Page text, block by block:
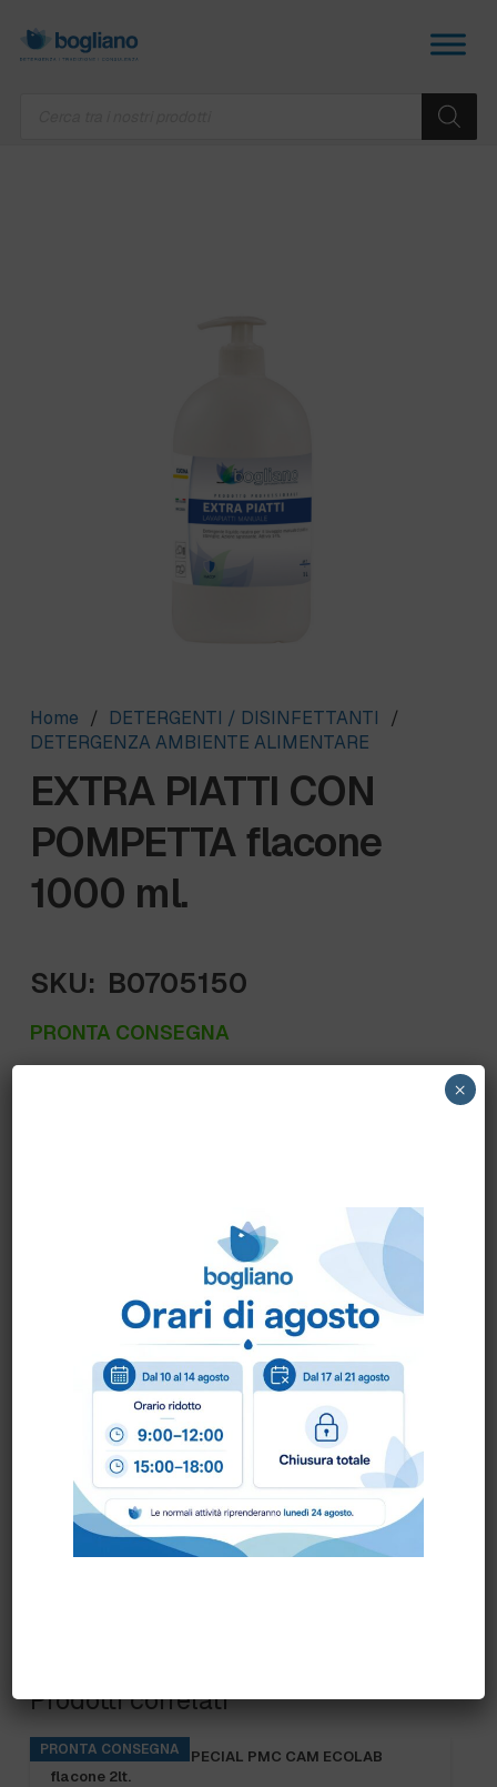
Home / DETERGENTI / DISINFETTANTI
/
DETERGENZA AMBIENTE ALIMENTARE
EXTRA PIATTI CON
POMPETTA flacone
1000 ml.
SKU: B0705150
PRONTA CONSEGNA
Come ordinare?
Puoi ordinare chiamando al0172 478161
scrivendo una mail ainfo@bogliano.it.
Per ogni informazione siamo a disposizione.
Prodotti correlati
PRONTA CONSEGNA
KITCHENPRO DES SPECIAL PMC CAM ECOLAB
flacone 2lt.
×